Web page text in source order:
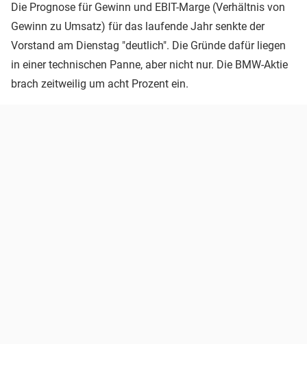
Die Prognose für Gewinn und EBIT-Marge (Verhältnis von
Gewinn zu Umsatz) für das laufende Jahr senkte der
Vorstand am Dienstag "deutlich". Die Gründe dafür liegen
in einer technischen Panne, aber nicht nur. Die BMW-Aktie
brach zeitweilig um acht Prozent ein.